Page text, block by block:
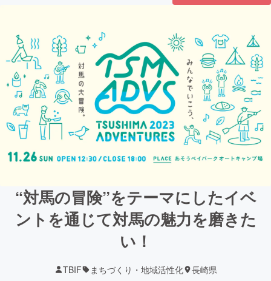
“対馬の冒険”をテーマにしたイベ
ントを通じて対馬の魅力を磨きた
い！
TBIF まちづくり・地域活性化 長崎県